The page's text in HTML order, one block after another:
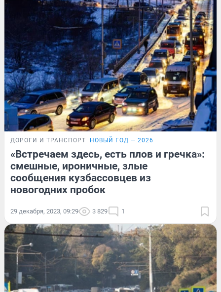
ДОРОГИ И ТРАНСПОРТ НОВЫЙ ГОД — 2026
«Встречаем здесь, есть плов и гречка»:
смешные, ироничные, злые
сообщения кузбассовцев из
новогодних пробок
29 декабря, 2023, 09:29 3 829 1